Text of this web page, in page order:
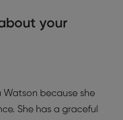
your
Watson because she
She has a graceful